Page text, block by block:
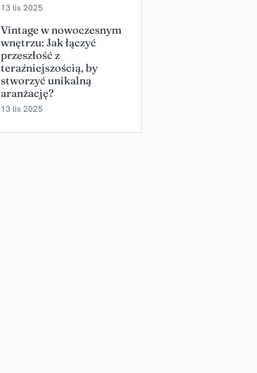
13 lis 2025
Vintage w nowoczesnym
wnętrzu: Jak łączyć
przeszłość z
teraźniejszością, by
stworzyć unikalną
aranżację?
13 lis 2025